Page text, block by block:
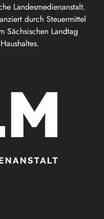
Landesmedienanstalt.
durch Steuermittel
Sächsischen Landtag